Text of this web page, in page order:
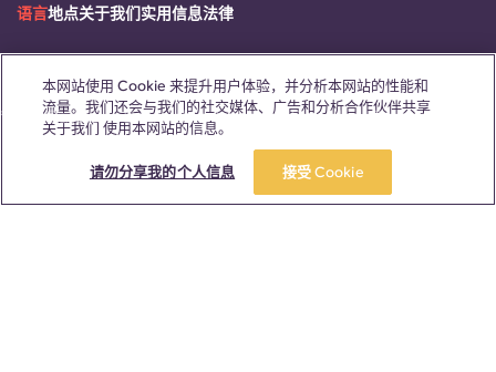
语言地点关于我们实用信息法律
Català Deutsch Italian French Portuguese
本网站使用 Cookie 来提升用户体验，并分析本网站的性能和
流量。我们还会与我们的社交媒体、广告和分析合作伙伴共享
关于我们 使用本网站的信息。
请勿分享我的个人信息 接受 Cookie